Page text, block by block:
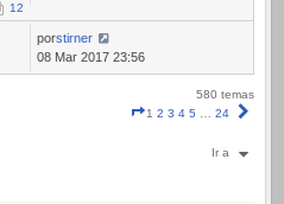
12
porstirner
08 Mar 2017 23:56
580 temas
Página
1 2 3 4 5 … 24
Ir a